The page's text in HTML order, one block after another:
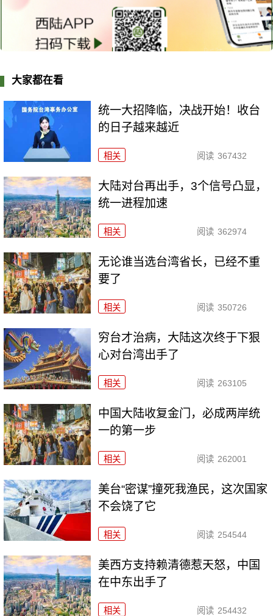
大家都在看
统一大招降临，决战开始！收台
的日子越来越近
相关 阅读 367432
大陆对台再出手，3个信号凸显，
统一进程加速
相关 阅读 362974
无论谁当选台湾省长，已经不重
要了
相关 阅读 350726
穷台才治病，大陆这次终于下狠
心对台湾出手了
相关 阅读 263105
中国大陆收复金门，必成两岸统
一的第一步
相关 阅读 262001
美台“密谋”撞死我渔民，这次国家
不会饶了它
相关 阅读 254544
美西方支持赖清德惹天怒，中国
在中东出手了
相关 阅读 254432